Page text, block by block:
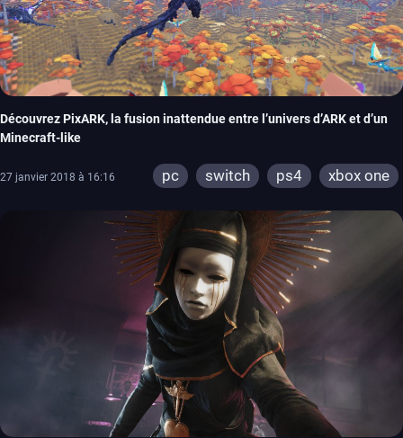
Découvrez PixARK, la fusion inattendue entre l’univers d’ARK et d’un
Minecraft-like
27 janvier 2018 à 16:16 pc switch ps4 xbox one